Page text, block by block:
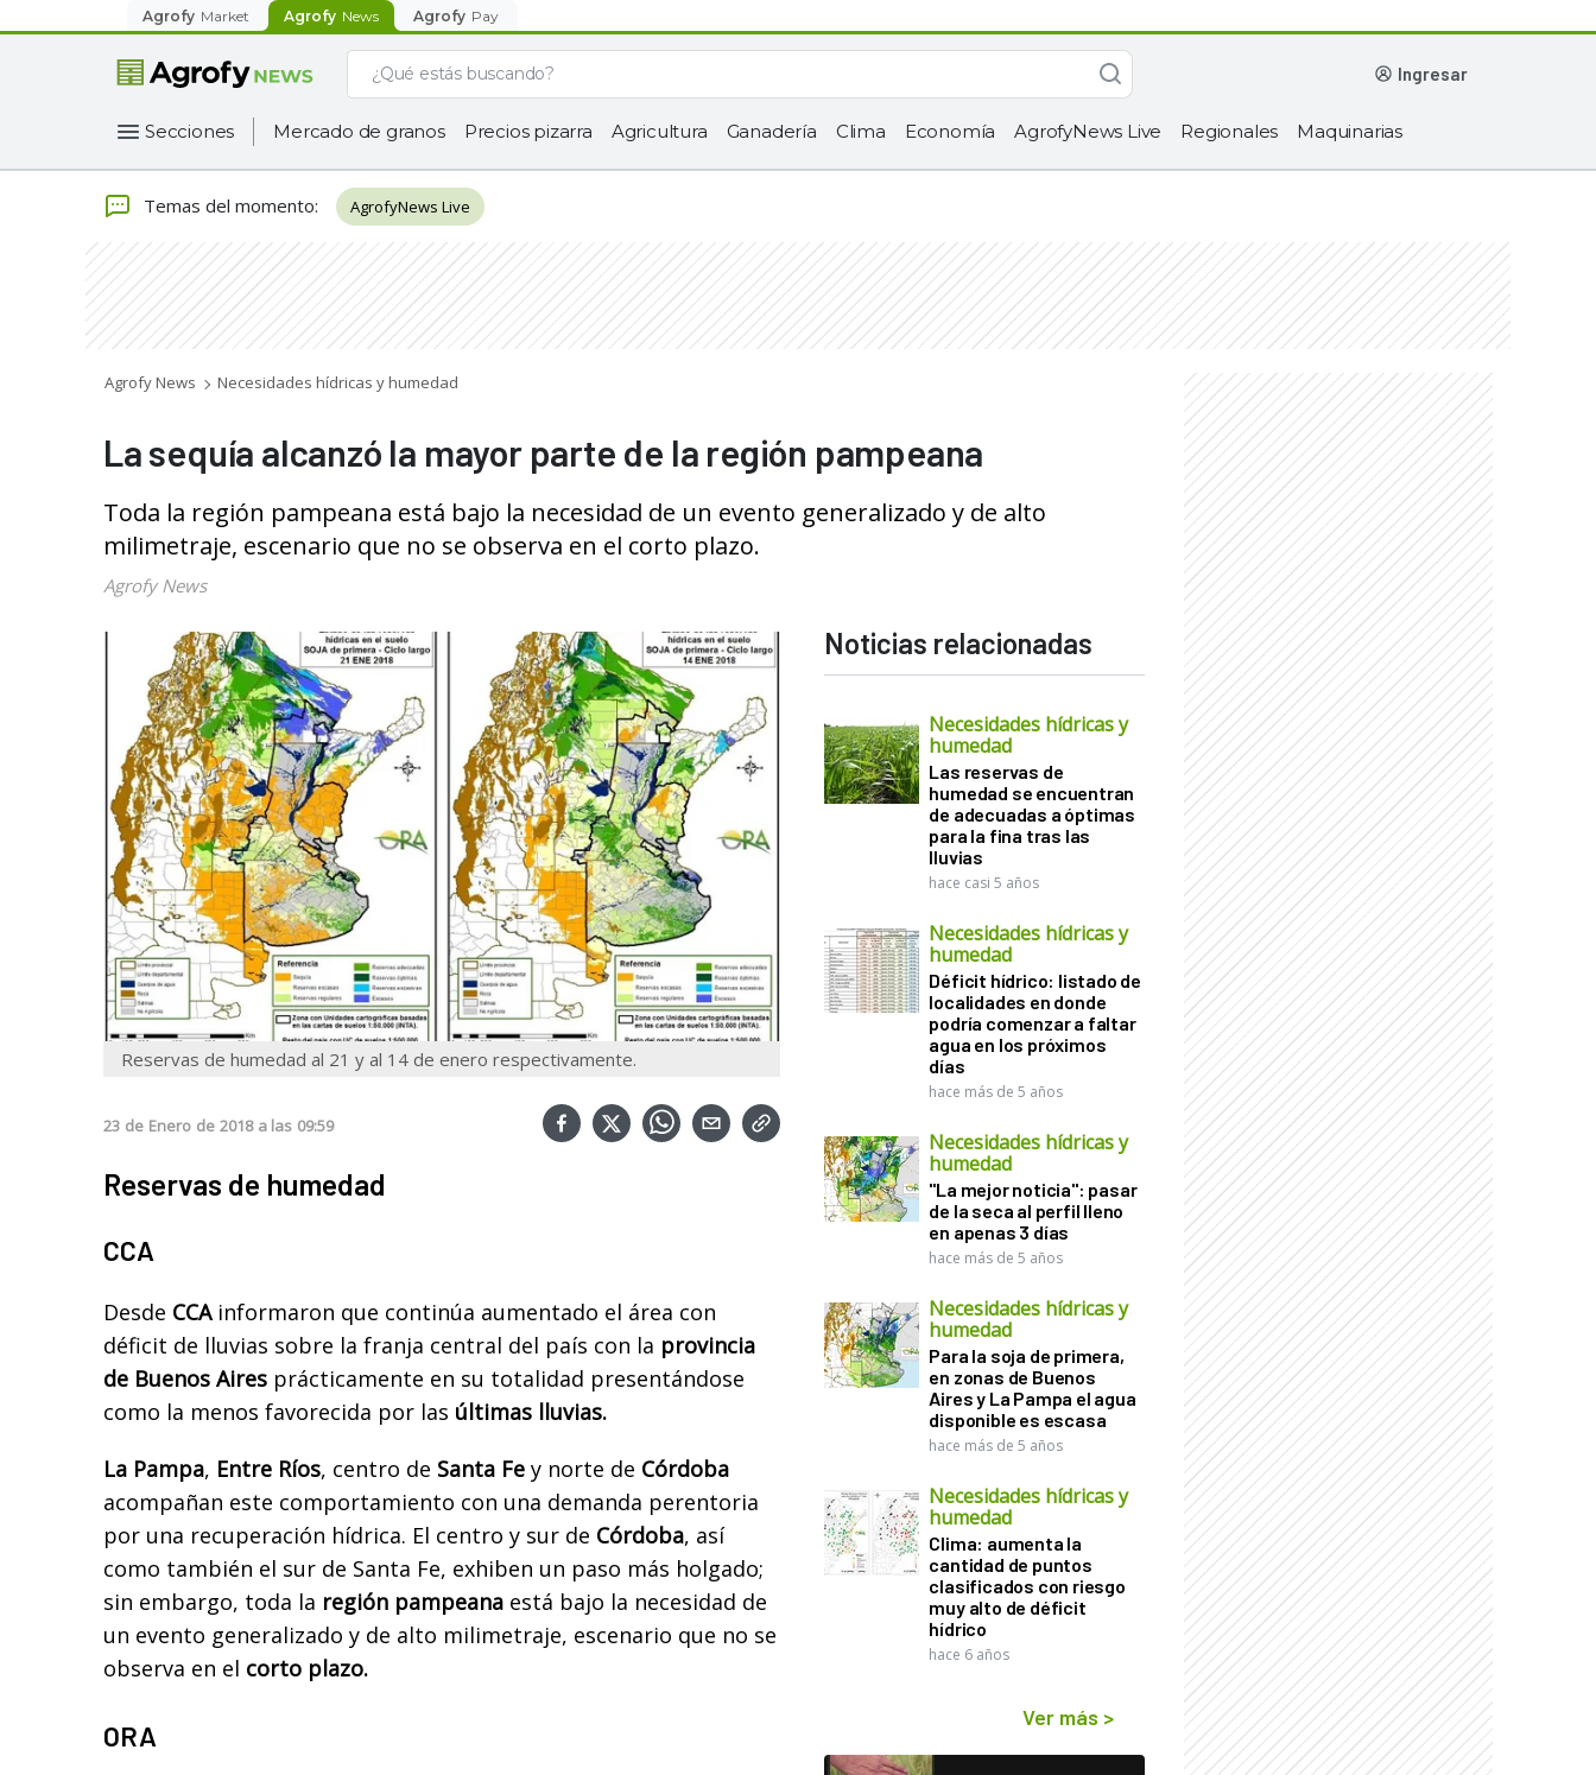
Agrofy Market Agrofy News Agrofy Pay
ingresar
Secciones Mercado de granos Precios pizarra Agricultura Ganadería Clima Economía AgrofyNews Live Regionales Maquinarias
Temas del momento: AgrofyNews Live
Agrofy News Necesidades hídricas y humedad
La sequía alcanzó la mayor parte de la región pampeana
Toda la región pampeana está bajo la necesidad de un evento generalizado y de alto
milimetraje, escenario que no se observa en el corto plazo.
Agrofy News
Reservas de humedad al 21 y al 14 de enero respectivamente.
23 de Enero de 2018 a las 09:59
Reservas de humedad
CCA
Desde CCAinformaron que continúa aumentado el área con
déficit de lluvias sobre la franja central del país con la provincia
de Buenos Aires prácticamente en su totalidad presentándose
como la menos favorecida por las últimas lluvias.
La Pampa, Entre Ríos, centro de Santa Fe y norte de Córdoba
acompañan este comportamiento con una demanda perentoria
por una recuperación hídrica. El centro y sur de Córdoba, así
como también el sur de Santa Fe, exhiben un paso más holgado;
sin embargo, toda la región pampeana está bajo la necesidad de
un evento generalizado y de alto milimetraje, escenario que no se
observa en el corto plazo.
ORA
Noticias relacionadas
Necesidades hídricas y
humedad
Las reservas de
humedad se encuentran
de adecuadas a óptimas
para la fina tras las
lluvias
hace casi 5 años
Necesidades hídricas y
humedad
Déficit hídrico: listado de
localidades en donde
podría comenzar a faltar
agua en los próximos
días
hace más de 5 años
Necesidades hídricas y
humedad
"La mejor noticia": pasar
de la seca al perfil lleno
en apenas 3 días
hace más de 5 años
Necesidades hídricas y
humedad
Para la soja de primera,
en zonas de Buenos
Aires y La Pampa el agua
disponible es escasa
hace más de 5 años
Necesidades hídricas y
humedad
Clima: aumenta la
cantidad de puntos
clasificados con riesgo
muy alto de déficit
hídrico
hace 6 años
Ver más >